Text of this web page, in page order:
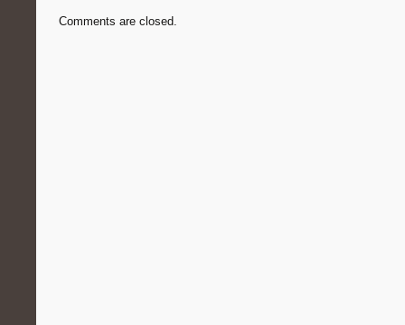
Comments are closed.